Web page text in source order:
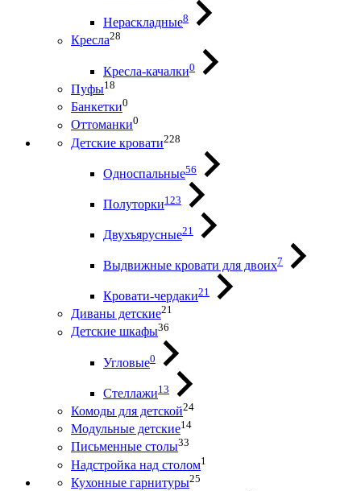
Нераскладные8
Кресла28
Кресла-качалки0
Пуфы18
Банкетки0
Оттоманки0
Детские кровати228
Односпальные56
Полуторки123
Двухъярусные21
Выдвижные кровати для двоих7
Кровати-чердаки21
Диваны детские21
Детские шкафы36
Угловые0
Стеллажи13
Комоды для детской24
Модульные детские14
Письменные столы33
Надстройка над столом1
Кухонные гарнитуры25